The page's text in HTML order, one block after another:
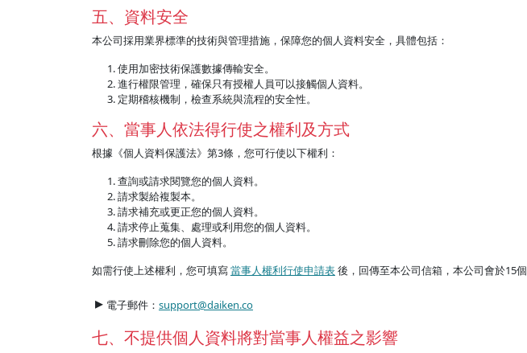
五、資料安全
本公司採用業界標準的技術與管理措施，保障您的個人資料安全，具體包括：
使用加密技術保護數據傳輸安全。
進行權限管理，確保只有授權人員可以接觸個人資料。
定期稽核機制，檢查系統與流程的安全性。
六、當事人依法得行使之權利及方式
根據《個人資料保護法》第3條，您可行使以下權利：
查詢或請求閱覽您的個人資料。
請求製給複製本。
請求補充或更正您的個人資料。
請求停止蒐集、處理或利用您的個人資料。
請求刪除您的個人資料。
如需行使上述權利，您可填寫當事人權利行使申請表後，回傳至本公司信箱，本公司會於15
▸ 電子郵件： support@daiken.co
七、不提供個人資料將對當事人權益之影響